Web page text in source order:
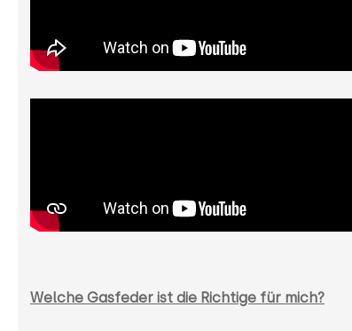
Welche Gasfeder ist die Richtige für mich?